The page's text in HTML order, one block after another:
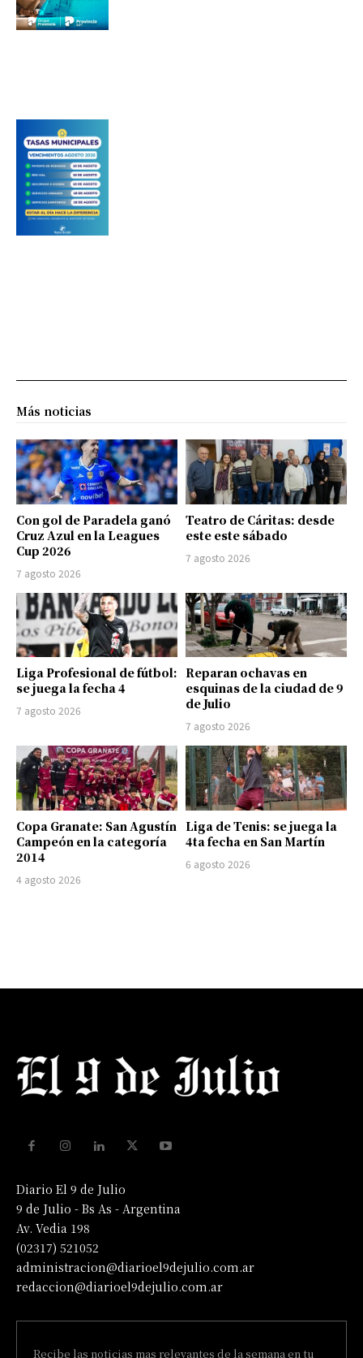
Más noticias
Con gol de Paradela ganó
Cruz Azul en la Leagues
Cup 2026
7 agosto 2026
Teatro de Cáritas: desde
este este sábado
7 agosto 2026
Liga Profesional de fútbol:
se juega la fecha 4
7 agosto 2026
Reparan ochavas en
esquinas de la ciudad de 9
de Julio
7 agosto 2026
Copa Granate: San Agustín
Campeón en la categoría
2014
4 agosto 2026
Liga de Tenis: se juega la
4ta fecha en San Martín
6 agosto 2026
Diario El 9 de Julio
9 de Julio - Bs As - Argentina
Av. Vedia 198
(02317) 521052
administracion@diarioel9dejulio.com.ar
redaccion@diarioel9dejulio.com.ar
Recibe las noticias mas relevantes de la semana en tu